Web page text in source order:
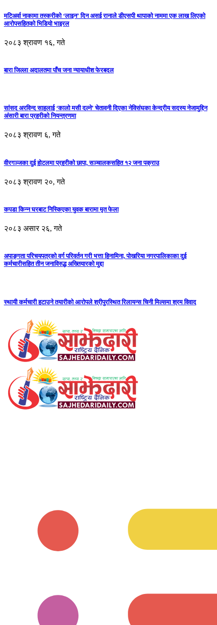
मटिअर्वा नाकामा तस्करीको ‘लाइन’ दिन असई रानाले डीएसपी थापाको नाममा एक लाख लिएको
आरोपसहितको भिडियो भाइरल
२०८३ श्रावण १६, गते
बारा जिल्ला अदालतमा पाँच जना न्यायाधीश फेरबदल
सांसद अरविन्द साहलाई ‘कालो मसी दल्ने’ चेतावनी दिएका नेविसंघका केन्द्रीय सदस्य नेजामुद्दिन
अंसारी बारा प्रहरीको नियन्त्रणमा
२०८३ श्रावण ६, गते
वीरगञ्जका दुई होटलमा प्रहरीको छापा, सञ्चालकसहित १२ जना पक्राउ
२०८३ श्रावण २०, गते
कपडा किन्न घरबाट निस्किएका युवक बारामा मृत फेला
२०८३ असार २६, गते
अपाङ्गता परिचयपत्रको वर्ग परिवर्तन गरी भत्ता हिनामिना, पोखरिया नगरपालिकाका दुई
कर्मचारीसहित तीन जनाविरुद्ध अख्तियारको मुद्दा
स्थायी कर्मचारी हटाउने तयारीको आरोपले श्रीपुरस्थित रिलायन्स चिनी मिल्समा श्रम विवाद